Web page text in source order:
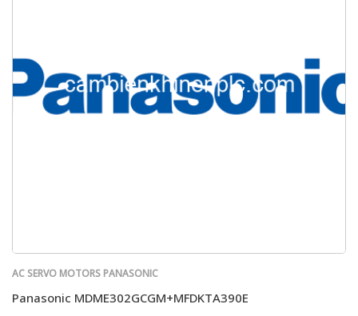
AC SERVO MOTORS PANASONIC
Panasonic MDME302GCGM+MFDKTA390E